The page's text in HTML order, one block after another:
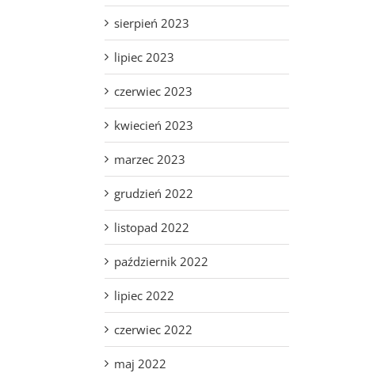
sierpień 2023
lipiec 2023
czerwiec 2023
kwiecień 2023
marzec 2023
grudzień 2022
listopad 2022
październik 2022
lipiec 2022
czerwiec 2022
maj 2022